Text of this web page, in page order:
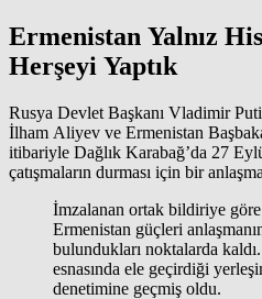
Ermenistan Yalnız
Herşeyi Yaptık
Rusya Devlet Başkanı Vladimir
İlham Aliyev ve Ermenistan
itibariyle Dağlık Karabağ’da 27
çatışmaların durması için bir
İmzalanan ortak bildiriye
Ermenistan güçleri
bulundukları noktalarda
esnasında ele geçirdiği
denetimine geçmiş oldu.